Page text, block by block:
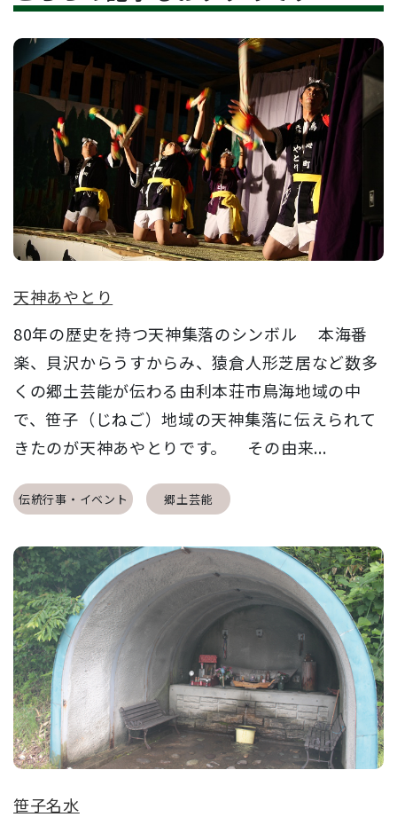
天神あやとり
80年の歴史を持つ天神集落のシンボル 本海番
楽、貝沢からうすからみ、猿倉人形芝居など数多
くの郷土芸能が伝わる由利本荘市鳥海地域の中
で、笹子（じねご）地域の天神集落に伝えられて
きたのが天神あやとりです。 その由来...
伝統行事・イベント 郷土芸能
笹子名水